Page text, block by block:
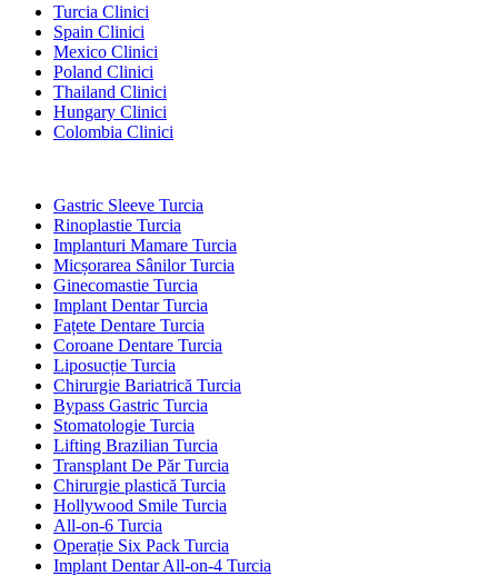
Turcia Clinici
Spain Clinici
Mexico Clinici
Poland Clinici
Thailand Clinici
Hungary Clinici
Colombia Clinici
Gastric Sleeve Turcia
Rinoplastie Turcia
Implanturi Mamare Turcia
Micșorarea Sânilor Turcia
Ginecomastie Turcia
Implant Dentar Turcia
Fațete Dentare Turcia
Coroane Dentare Turcia
Liposucție Turcia
Chirurgie Bariatrică Turcia
Bypass Gastric Turcia
Stomatologie Turcia
Lifting Brazilian Turcia
Transplant De Păr Turcia
Chirurgie plastică Turcia
Hollywood Smile Turcia
All-on-6 Turcia
Operație Six Pack Turcia
Implant Dentar All-on-4 Turcia